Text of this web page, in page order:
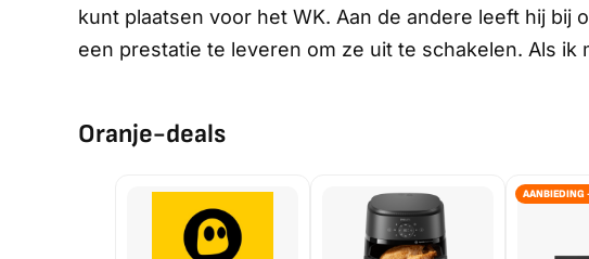
kunt plaatsen voor het WK. Aan de andere leeft hij bij
een prestatie te leveren om ze uit te schakelen. Als ik
Oranje-deals